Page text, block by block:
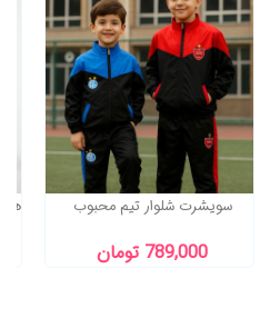
سویشرت شلوار تیم محبوب
789,000 تومان